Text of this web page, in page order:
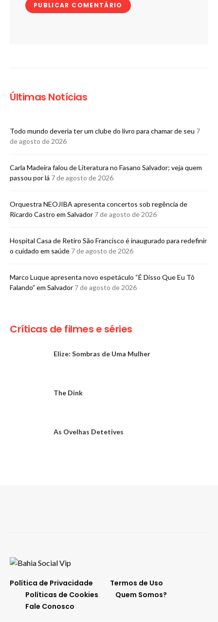
Últimas Notícias
Todo mundo deveria ter um clube do livro para chamar de seu 7
de agosto de 2026
Carla Madeira falou de Literatura no Fasano Salvador; veja quem
passou por lá 7 de agosto de 2026
Orquestra NEOJIBA apresenta concertos sob regência de
Ricardo Castro em Salvador 7 de agosto de 2026
Hospital Casa de Retiro São Francisco é inaugurado para redefinir
o cuidado em saúde 7 de agosto de 2026
Marco Luque apresenta novo espetáculo “É Disso Que Eu Tô
Falando” em Salvador 7 de agosto de 2026
Críticas de filmes e séries
Elize: Sombras de Uma Mulher
The Dink
As Ovelhas Detetives
Política de Privacidade
Termos de Uso
Políticas de Cookies
Quem Somos?
Fale Conosco